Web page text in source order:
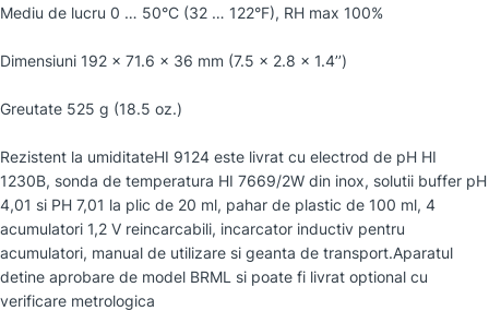
Mediu de lucru 0 … 50°C (32 … 122°F), RH max 100%
Dimensiuni 192 x 71.6 x 36 mm (7.5 x 2.8 x 1.4’’)
Greutate 525 g (18.5 oz.)
Rezistent la umiditateHI 9124 este livrat cu electrod de pH HI
1230B, sonda de temperatura HI 7669/2W din inox, solutii buffer pH
4,01 si PH 7,01 la plic de 20 ml, pahar de plastic de 100 ml, 4
acumulatori 1,2 V reincarcabili, incarcator inductiv pentru
acumulatori, manual de utilizare si geanta de transport.Aparatul
detine aprobare de model BRML si poate fi livrat optional cu
verificare metrologica